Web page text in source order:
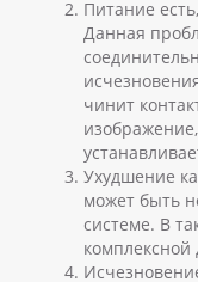
Питание
Данная
чинит
Ухудшение
может быть
системе. В
комплексной